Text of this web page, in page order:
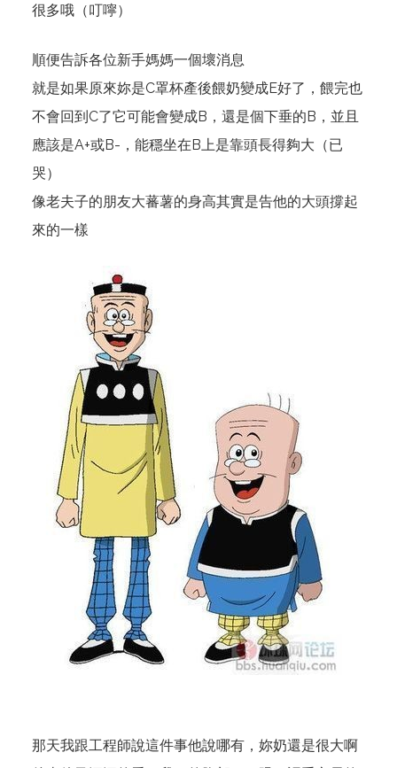
很多哦（叮嚀）
順便告訴各位新手媽媽一個壞消息
就是如果原來妳是C罩杯產後餵奶變成E好了，餵完也
不會回到C了它可能會變成B，還是個下垂的B，並且
應該是A+或B-，能穩坐在B上是靠頭長得夠大（已
哭）
像老夫子的朋友大蕃薯的身高其實是告他的大頭撐起
來的一樣
那天我跟工程師說這件事他說哪有，妳奶還是很大啊